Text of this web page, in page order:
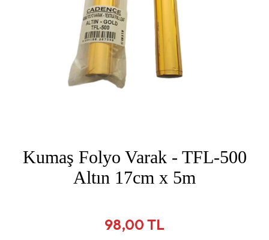
Kumaş Folyo Varak - TFL-500
Altın 17cm x 5m
98,00 TL